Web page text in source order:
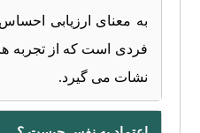
به معنای ارزیابی
فردی است که از تجربه
نشات می گیرد.